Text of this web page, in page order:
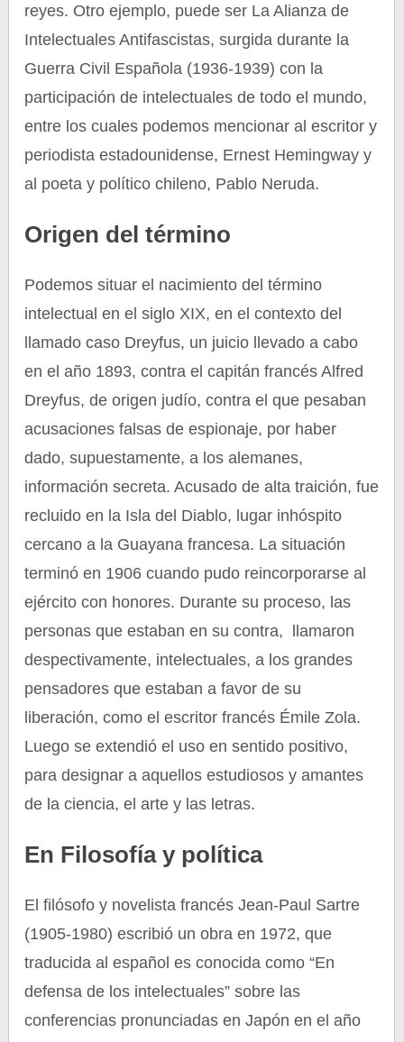
reyes. Otro ejemplo, puede ser La Alianza de
Intelectuales Antifascistas, surgida durante la
Guerra Civil Española (1936-1939) con la
participación de intelectuales de todo el mundo,
entre los cuales podemos mencionar al escritor y
periodista estadounidense, Ernest Hemingway y
al poeta y político chileno, Pablo Neruda.
Origen del término
Podemos situar el nacimiento del término
intelectual en el siglo XIX, en el contexto del
llamado caso Dreyfus, un juicio llevado a cabo
en el año 1893, contra el capitán francés Alfred
Dreyfus, de origen judío, contra el que pesaban
acusaciones falsas de espionaje, por haber
dado, supuestamente, a los alemanes,
información secreta. Acusado de alta traición, fue
recluido en la Isla del Diablo, lugar inhóspito
cercano a la Guayana francesa. La situación
terminó en 1906 cuando pudo reincorporarse al
ejército con honores. Durante su proceso, las
personas que estaban en su contra, llamaron
despectivamente, intelectuales, a los grandes
pensadores que estaban a favor de su
liberación, como el escritor francés Émile Zola.
Luego se extendió el uso en sentido positivo,
para designar a aquellos estudiosos y amantes
de la ciencia, el arte y las letras.
En Filosofía y política
El filósofo y novelista francés Jean-Paul Sartre
(1905-1980) escribió un obra en 1972, que
traducida al español es conocida como “En
defensa de los intelectuales” sobre las
conferencias pronunciadas en Japón en el año